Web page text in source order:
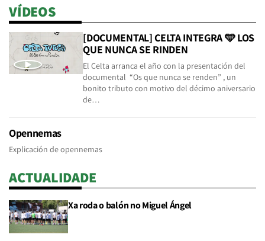
VÍDEOS
[DOCUMENTAL] CELTA INTEGRA 🩵 LOS
QUE NUNCA SE RINDEN
El Celta arranca el año con la presentación del
documental “Os que nunca se renden” , un
bonito tributo con motivo del décimo aniversario
de…
Opennemas
Explicación de opennemas
ACTUALIDADE
Xa roda o balón no Miguel Ángel